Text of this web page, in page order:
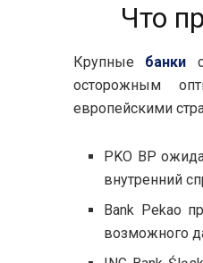
Что
Крупные банки
осторожным
европейскими
PKO BP
внутренний
Bank Pekao
возможного